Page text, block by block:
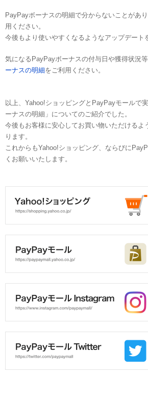
PayPayボーナスの明細で分からないことがあり
用ください。
今後もより使いやすくなるようなアップデート
気になるPayPayボーナスの付与日や獲得状況
ーナスの明細をご利用ください。
以上、Yahoo!ショッピングとPayPayモールで
ーナスの明細」についてのご紹介でした。
今後もお客様に安心してお買い物いただけるよ
ります。
これからもYahoo!ショッピング、ならびに
くお願いいたします。